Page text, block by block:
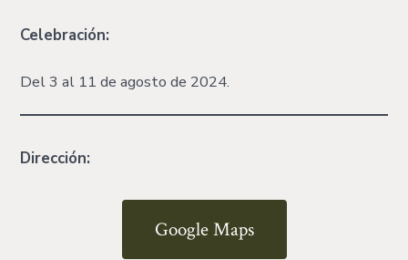
Celebración:
Del 3 al 11 de agosto de 2024.
Dirección:
Google Maps